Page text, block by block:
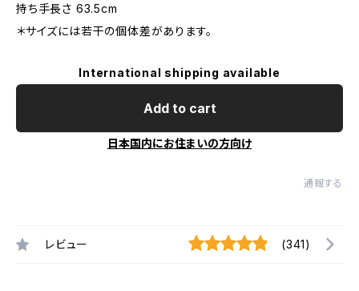
持ち手長さ 63.5cm
＊サイズには若干の個体差があります。
International shipping available
Add to cart
日本国内にお住まいの方向け
通報する
レビュー (341)